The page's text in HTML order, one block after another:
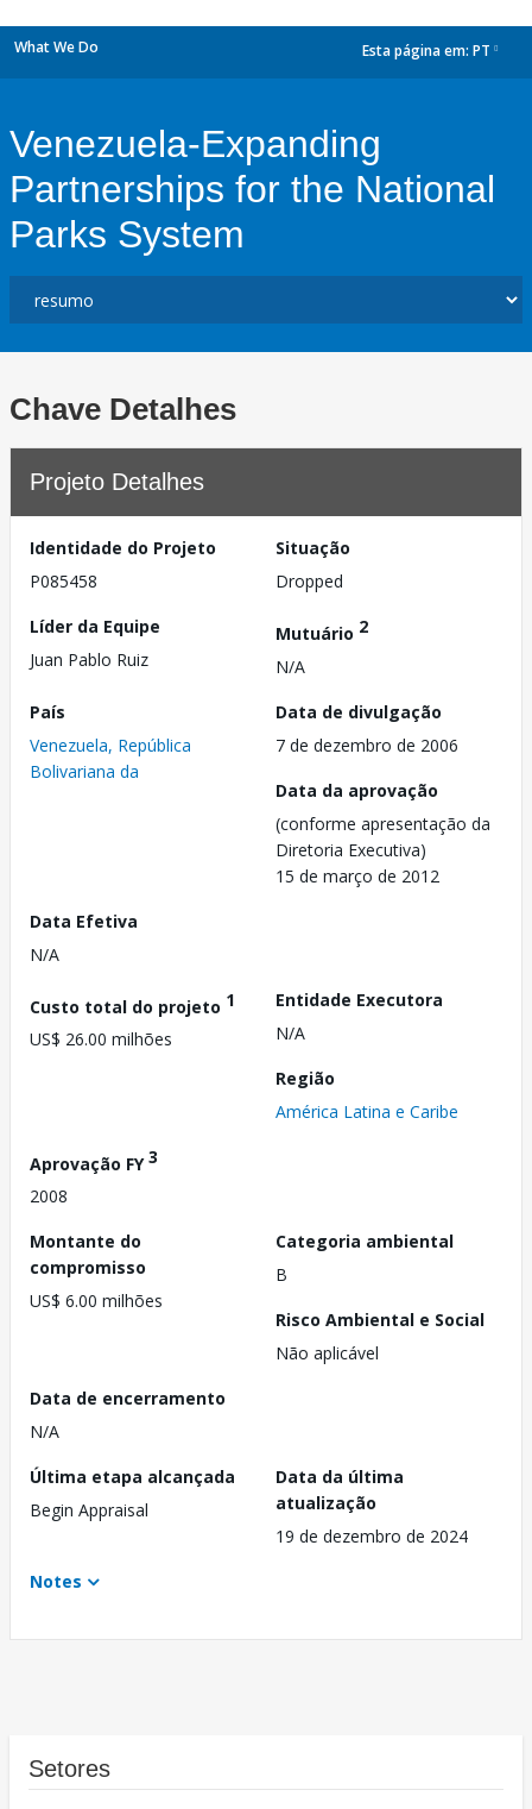
What We Do Esta página em: PT
Venezuela-Expanding
Partnerships for the National
Parks System
Chave Detalhes
Projeto Detalhes
Identidade do Projeto
P085458
Situação
Dropped
Líder da Equipe
Juan Pablo Ruiz
Mutuário 2
N/A
País
Venezuela, República
Bolivariana da
Data de divulgação
7 de dezembro de 2006
Data da aprovação
(conforme apresentação da
Diretoria Executiva)
15 de março de 2012
Data Efetiva
N/A
Custo total do projeto 1
US$ 26.00 milhões
Entidade Executora
N/A
Região
América Latina e Caribe
Aprovação FY3
2008
Montante do
compromisso
US$ 6.00 milhões
Categoria ambiental
B
Risco Ambiental e Social
Não aplicável
Data de encerramento
N/A
Última etapa alcançada
Begin Appraisal
Data da última
atualização
19 de dezembro de 2024
Notes
Setores